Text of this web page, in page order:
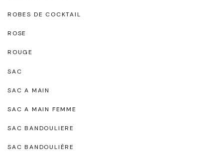
ROBES DE COCKTAIL
ROSE
ROUGE
SAC
SAC A MAIN
SAC A MAIN FEMME
SAC BANDOULIERE
SAC BANDOULIÈRE